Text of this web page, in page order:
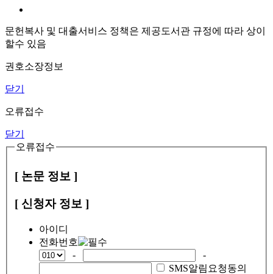
문헌복사 및 대출서비스 정책은 제공도서관 규정에 따라 상이
할수 있음
권호소장정보
닫기
오류접수
닫기
오류접수
[ 논문 정보 ]
[ 신청자 정보 ]
아이디
전화번호
-
-
SMS알림요청동의